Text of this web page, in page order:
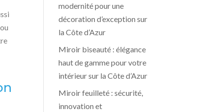
modernité pour une
décoration d’exception sur
la Côte d’Azur
Miroir biseauté : élégance
haut de gamme pour votre
intérieur sur la Côte d’Azur
Miroir feuilleté : sécurité,
innovation et